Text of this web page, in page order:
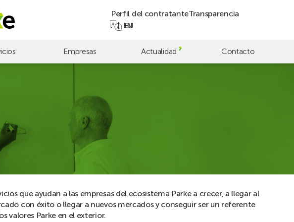
Perfil del contratanteTransparencia
EU
EN
Empresas Actualidad Contacto
que ayudan a las empresas del ecosistema Parke a crecer, a llegar al
con éxito o llegar a nuevos mercados y conseguir ser un referente
valores Parke en el exterior.